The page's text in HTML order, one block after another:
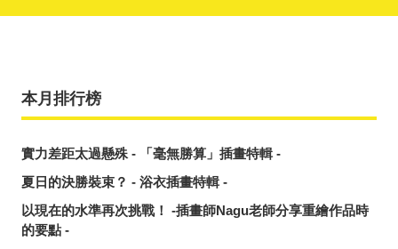
本月排行榜
實力差距太過懸殊 - 「毫無勝算」插畫特輯 -
夏日的決勝裝束？ - 浴衣插畫特輯 -
以現在的水準再次挑戰！ -插畫師Nagu老師分享重繪作品時
的要點 -